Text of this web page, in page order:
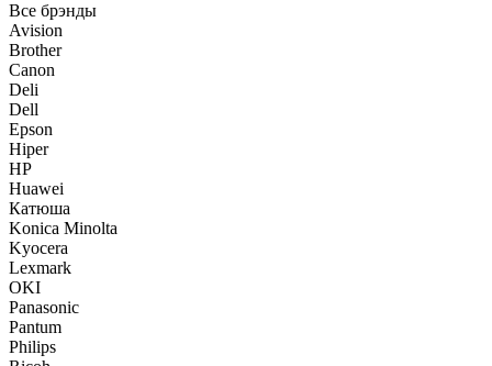
Все брэнды
Avision
Brother
Canon
Deli
Dell
Epson
Hiper
HP
Huawei
Катюша
Konica Minolta
Kyocera
Lexmark
OKI
Panasonic
Pantum
Philips